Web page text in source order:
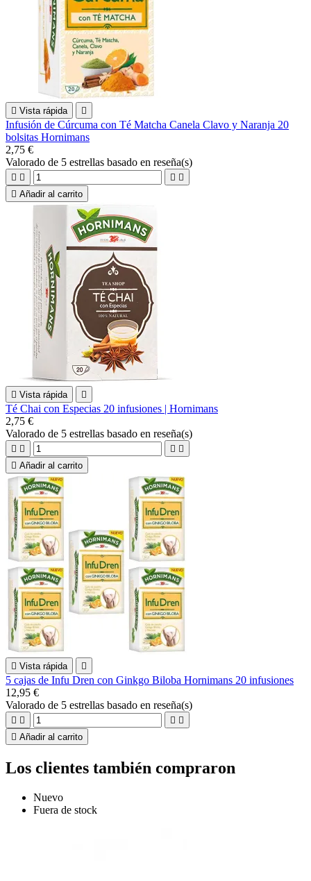
 Vista rápida 
Infusión de Cúrcuma con Té Matcha Canela Clavo y Naranja 20
bolsitas Hornimans
2,75 €
Valorado de 5 estrellas basado en reseña(s)
   
 Añadir al carrito
 Vista rápida 
Té Chai con Especias 20 infusiones | Hornimans
2,75 €
Valorado de 5 estrellas basado en reseña(s)
   
 Añadir al carrito
 Vista rápida 
5 cajas de Infu Dren con Ginkgo Biloba Hornimans 20 infusiones
12,95 €
Valorado de 5 estrellas basado en reseña(s)
   
 Añadir al carrito
Los clientes también compraron
Nuevo
Fuera de stock